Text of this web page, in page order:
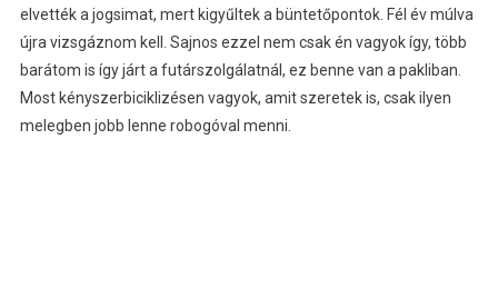
elvették a jogsimat, mert kigyűltek a büntetőpontok. Fél év múlva
újra vizsgáznom kell. Sajnos ezzel nem csak én vagyok így, több
barátom is így járt a futárszolgálatnál, ez benne van a pakliban.
Most kényszerbiciklizésen vagyok, amit szeretek is, csak ilyen
melegben jobb lenne robogóval menni.